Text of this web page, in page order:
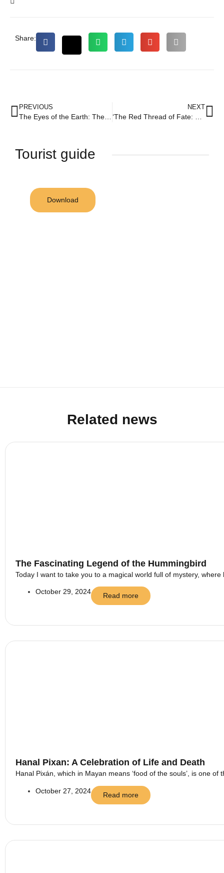
Share:
PREVIOUS NEXT
Tourist guide
Download
Related news
The Fascinating Legend of the Hummingbird
Today I want to take you to a magical world full of mystery,
October 29, 2024 Read more
Hanal Pixan: A Celebration of Life and Death
Hanal Pixán, which in Mayan means ‘food of the souls’, is one
October 27, 2024 Read more